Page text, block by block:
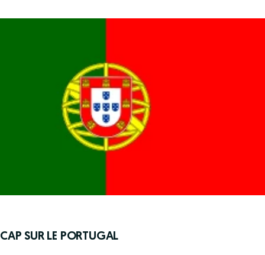
CAP SUR LE PORTUGAL